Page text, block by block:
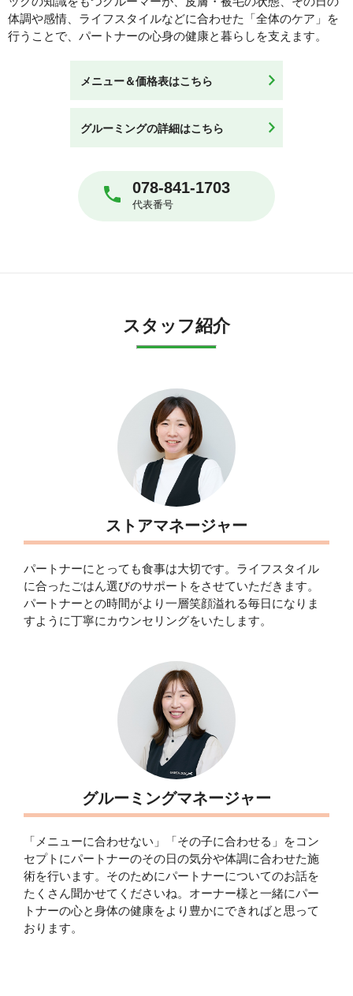
体調や感情、ライフスタイルなどに合わせた「全体のケア」を
行うことで、パートナーの心身の健康と暮らしを支えます。
メニュー＆価格表はこちら
グルーミングの詳細はこちら
078-841-1703
代表番号
スタッフ紹介
ストアマネージャー
パートナーにとっても食事は大切です。ライフスタイル
に合ったごはん選びのサポートをさせていただきます。
パートナーとの時間がより一層笑顔溢れる毎日になりま
すように丁寧にカウンセリングをいたします。
グルーミングマネージャー
「メニューに合わせない」「その子に合わせる」をコン
セプトにパートナーのその日の気分や体調に合わせた施
術を行います。そのためにパートナーについてのお話を
たくさん聞かせてくださいね。オーナー様と一緒にパー
トナーの心と身体の健康をより豊かにできればと思って
おります。